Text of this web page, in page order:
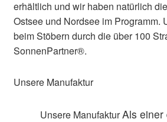
erhältlich und wir haben natürlich
Ostsee und Nordsee im Programm.
beim Stöbern durch die über 100
SonnenPartner®.
Unsere Manufaktur
Unsere ManufakturAls einer